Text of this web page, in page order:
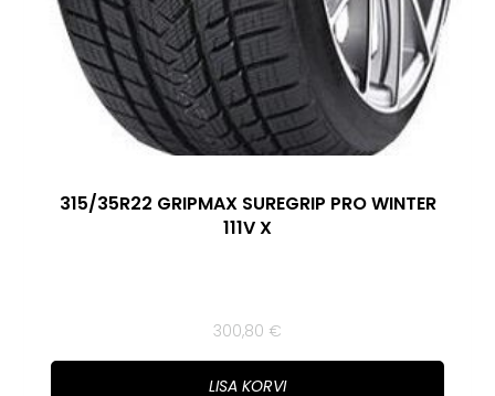
315/35R22 GRIPMAX SUREGRIP PRO WINTER
111V X
300,80 €
LISA KORVI